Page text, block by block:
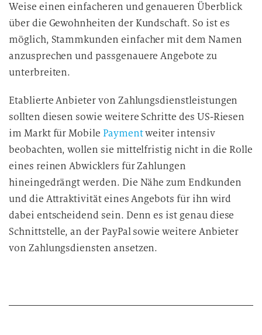
Weise einen einfacheren und genaueren Überblick
über die Gewohnheiten der Kundschaft. So ist es
möglich, Stammkunden einfacher mit dem Namen
anzusprechen und passgenauere Angebote zu
unterbreiten.
Etablierte Anbieter von Zahlungsdienstleistungen
sollten diesen sowie weitere Schritte des US-Riesen
im Markt für Mobile Paymentweiter intensiv
beobachten, wollen sie mittelfristig nicht in die Rolle
eines reinen Abwicklers für Zahlungen
hineingedrängt werden. Die Nähe zum Endkunden
und die Attraktivität eines Angebots für ihn wird
dabei entscheidend sein. Denn es ist genau diese
Schnittstelle, an der PayPal sowie weitere Anbieter
von Zahlungsdiensten ansetzen.